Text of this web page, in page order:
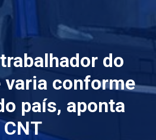
do
conforme
país, aponta
CNT